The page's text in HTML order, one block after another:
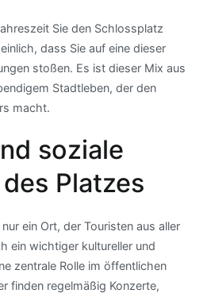
Sie den Schlossplatz
dass Sie auf eine dieser
stoßen. Es ist dieser Mix aus
Stadtleben, der den
macht.
soziale
Platzes
ein Ort, der Touristen aus aller
ein wichtiger kultureller und
zentrale Rolle im öffentlichen
finden regelmäßig Konzerte,